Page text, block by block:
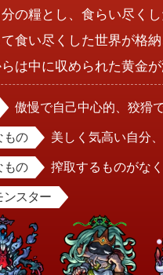
の糧とし、食らい尽く
食い尽くした世界が格
は中に収められた黄金が
傲慢で自己中心的、狡猾
もの 美しく気高い自分
もの 搾取するものがな
ンスター